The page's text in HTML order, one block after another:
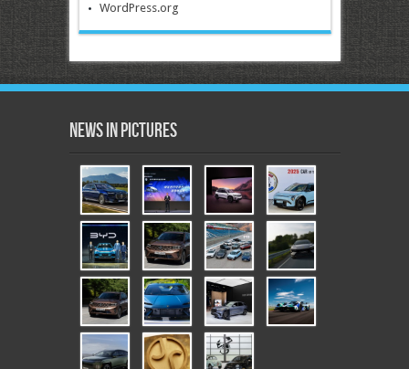
WordPress.org
News in Pictures